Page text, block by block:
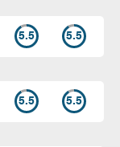
5.5 5.5
5.5 5.5